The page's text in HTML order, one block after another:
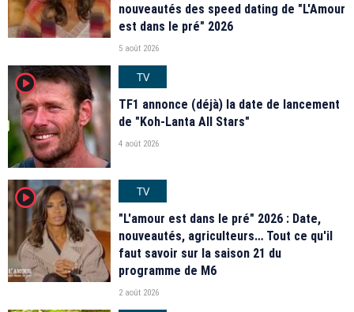
nouveautés des speed dating de "L'Amour
est dans le pré" 2026
5 août 2026
player2
TV
TF1 annonce (déjà) la date de lancement
de "Koh-Lanta All Stars"
4 août 2026
player2
TV
"L'amour est dans le pré" 2026 : Date,
nouveautés, agriculteurs… Tout ce qu'il
faut savoir sur la saison 21 du
programme de M6
2 août 2026